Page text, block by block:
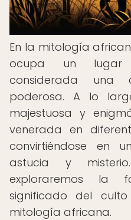
En la mitología
ocupa un lugar
considerada una
poderosa. A lo
majestuosa y
venerada en
convirtiéndose en
astucia y
exploraremos la
significado del
mitología africana.